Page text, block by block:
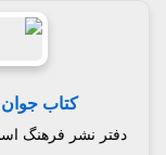
کتاب جوان
دفتر نشر فرهنگ